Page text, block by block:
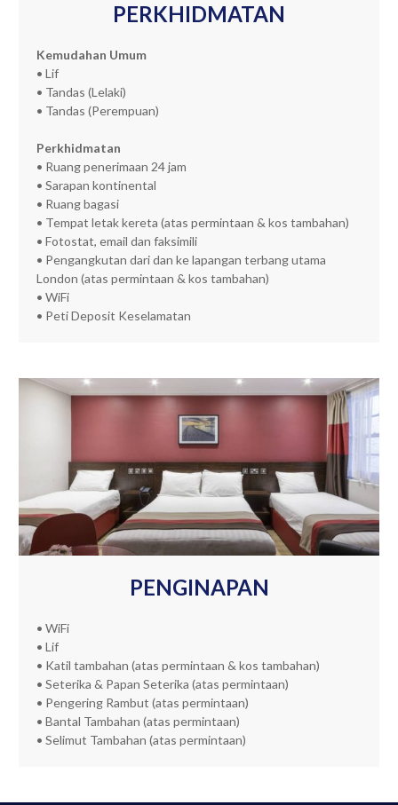
PERKHIDMATAN
Kemudahan Umum
• Lif
• Tandas (Lelaki)
• Tandas (Perempuan)
Perkhidmatan
• Ruang penerimaan 24 jam
• Sarapan kontinental
• Ruang bagasi
• Tempat letak kereta (atas permintaan & kos tambahan)
• Fotostat, email dan faksimili
• Pengangkutan dari dan ke lapangan terbang utama
London (atas permintaan & kos tambahan)
• WiFi
• Peti Deposit Keselamatan
PENGINAPAN
• WiFi
• Lif
• Katil tambahan (atas permintaan & kos tambahan)
• Seterika & Papan Seterika (atas permintaan)
• Pengering Rambut (atas permintaan)
• Bantal Tambahan (atas permintaan)
• Selimut Tambahan (atas permintaan)